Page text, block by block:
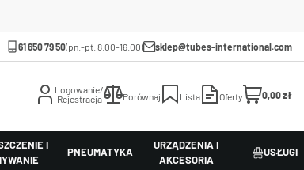
61 650 79 50(pn.-pt. 8.00-16.00) sklep@tubes-international.com
Logowanie/
Rejestracja
Porównaj Lista Oferty 0,00 zł
I
PNEUMATYKA
URZĄDZENIA I
AKCESORIA
USŁUGI